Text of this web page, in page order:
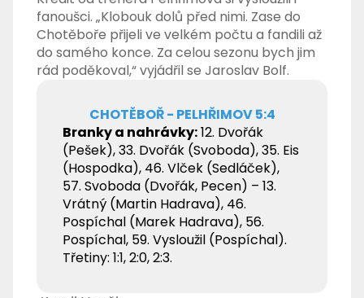
fanoušci. „Klobouk dolů před nimi. Zase do
Chotěboře přijeli ve velkém počtu a fandili až
do samého konce. Za celou sezonu bych jim
rád poděkoval,“ vyjádřil se Jaroslav Bolf.
CHOTĚBOŘ - PELHŘIMOV 5:4
Branky a nahrávky:12. Dvořák
(Pešek), 33. Dvořák (Svoboda), 35. Eis
(Hospodka), 46. Vlček (Sedláček),
57. Svoboda (Dvořák, Pecen) – 13.
Vrátný (Martin Hadrava), 46.
Pospíchal (Marek Hadrava), 56.
Pospíchal, 59. Vysloužil (Pospíchal).
Třetiny: 1:1, 2:0, 2:3.